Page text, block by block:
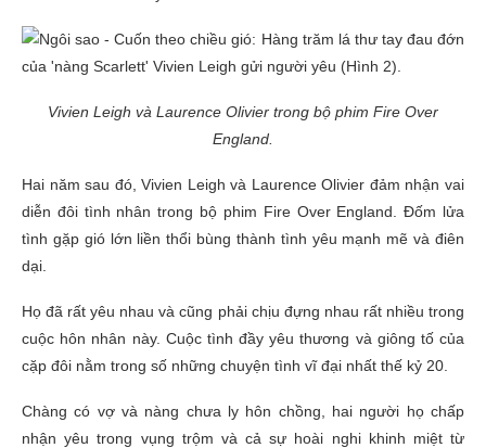
Vivien Leigh và Laurence Olivier trong bộ phim Fire Over
England.
Hai năm sau đó, Vivien Leigh và Laurence Olivier đảm nhận vai
diễn đôi tình nhân trong bộ phim Fire Over England. Đốm lửa
tình gặp gió lớn liền thổi bùng thành tình yêu mạnh mẽ và điên
dại.
Họ đã rất yêu nhau và cũng phải chịu đựng nhau rất nhiều trong
cuộc hôn nhân này. Cuộc tình đầy yêu thương và giông tố của
cặp đôi nằm trong số những chuyện tình vĩ đại nhất thế kỷ 20.
Chàng có vợ và nàng chưa ly hôn chồng, hai người họ chấp
nhận yêu trong vụng trộm và cả sự hoài nghi khinh miệt từ